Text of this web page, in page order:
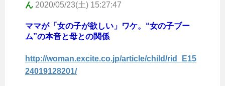
ん 2020/05/23(土) 15:27:47
ママが「女の子が欲しい」ワケ。“女の子ブー
ム”の本音と母との関係
http://woman.excite.co.jp/article/child/rid_E15
24019128201/